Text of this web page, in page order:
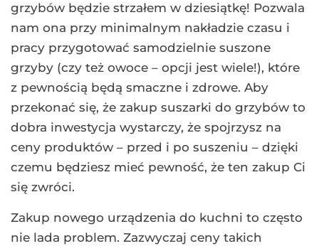
grzybów będzie strzałem w dziesiątkę! Pozwala
nam ona przy minimalnym nakładzie czasu i
pracy przygotować samodzielnie suszone
grzyby (czy też owoce – opcji jest wiele!), które
z pewnością będą smaczne i zdrowe. Aby
przekonać się, że zakup suszarki do grzybów to
dobra inwestycja wystarczy, że spojrzysz na
ceny produktów – przed i po suszeniu – dzięki
czemu będziesz mieć pewność, że ten zakup Ci
się zwróci.
Zakup nowego urządzenia do kuchni to często
nie lada problem. Zazwyczaj ceny takich